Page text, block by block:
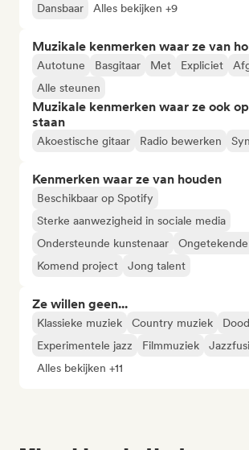
Dansbaar
Alles bekijken +9
Muzikale kenmerken waar ze van
Autotune Basgitaar Met Expliciet
Alle steunen
Muzikale kenmerken waar ze ook
staan
Akoestische gitaar Radio bewerken
Kenmerken waar ze van houden
Beschikbaar op Spotify
Sterke aanwezigheid in sociale media
Ondersteunde kunstenaar
Komend project
Jong talent
Ze willen geen...
Klassieke muziek Country muziek
Experimentele jazz
Filmmuziek
Alles bekijken +11